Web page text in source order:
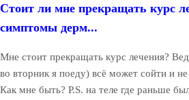
Стоит ли мне прекращать курс
симптомы дерм...
Мне стоит прекращать курс лечения?
во вторник я поеду) всё может сойти и не
Как мне быть? P.S. на теле где раньше